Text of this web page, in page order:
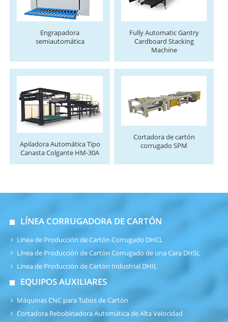
Engrapadora
semiautomática
Fully Automatic Gantry
Cardboard Stacking
Machine
Apiladora Automática Tipo
Canasta Colgante HM-30A
Cortadora de cartón
corrugado SPM
LÍNEA CORRUGADORA DE CARTÓN
Línea de Producción de Cartón Corrugado DHCL
Línea de Producción de Cartón Corrugado de una Cara DHSL
Línea de Producción de Cartón Industrial DHIL
EQUIPOS AUXILIARES
Máquinas CNC para Tubos de Cartón
Cortadora Rebobinadora Automática de Alta Velocidad